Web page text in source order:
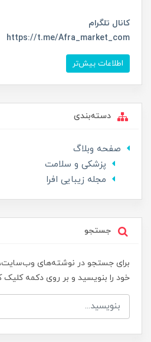
کانال تلگرام
https://t.me/Afra_market_com
اطلاعات بیش‌تر
دسته‌بندی
صفحه وبلاگ
پزشکی و سلامت
مجله زیبایی افرا
جستجو
برای جستجو در نوشته‌های
خود را بنویسید و بر روی دکمه کلیک